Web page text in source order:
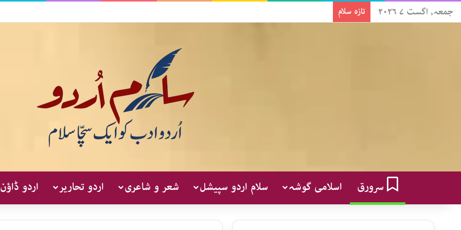
جمعہ, اگست ۷ ۲۰۲۶ تازہ سلام
سرورق اسلامی گوشہ سلام اردو سپیشل شعر و شاعری اردو تحاریر اردو